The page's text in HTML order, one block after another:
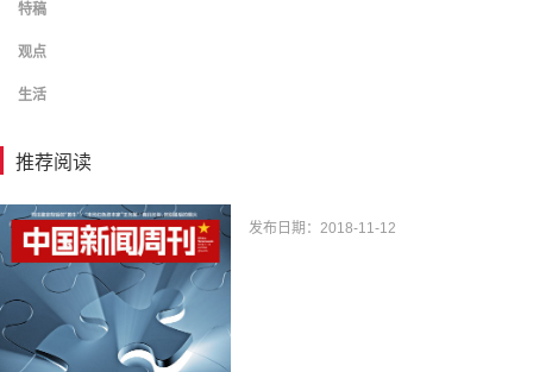
特稿
观点
生活
推荐阅读
发布日期：2018-11-12